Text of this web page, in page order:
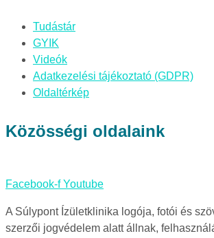
Tudástár
GYIK
Videók
Adatkezelési tájékoztató (GDPR)
Oldaltérkép
Közösségi oldalaink
Facebook-f Youtube
A Súlypont Ízületklinika logója, fotói és
szerzői jogvédelem alatt állnak,